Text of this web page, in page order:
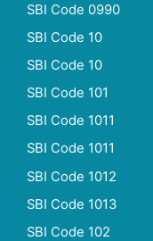
SBI Code 0990
SBI Code 10
SBI Code 10
SBI Code 101
SBI Code 1011
SBI Code 1011
SBI Code 1012
SBI Code 1013
SBI Code 102